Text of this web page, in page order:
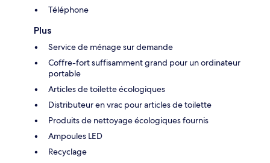
Téléphone
Plus
Service de ménage sur demande
Coffre-fort suffisamment grand pour un ordinateur
portable
Articles de toilette écologiques
Distributeur en vrac pour articles de toilette
Produits de nettoyage écologiques fournis
Ampoules LED
Recyclage